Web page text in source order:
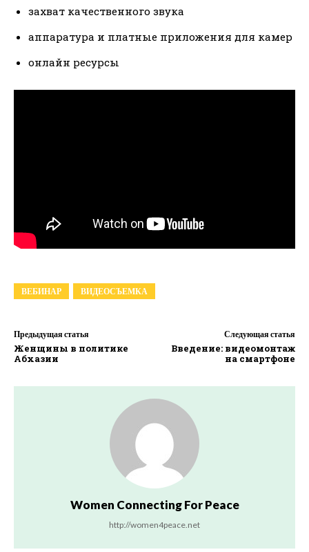
захват качественного звука
аппаратура и платные приложения для камер
онлайн ресурсы
ВЕБИНАР ВИДЕОСЪЕМКА
Предыдущая статья
Женщины в политике
Абхазии
Следующая статья
Введение: видеомонтаж
на смартфоне
Women Connecting For Peace
http://women4peace.net